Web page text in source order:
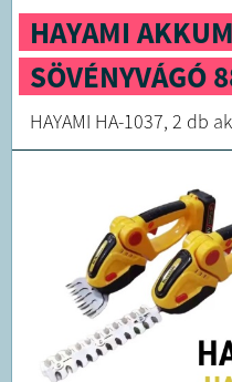
HAYAMI
SÖVÉNYVÁGÓ
HAYAMI HA-1037, 2 db